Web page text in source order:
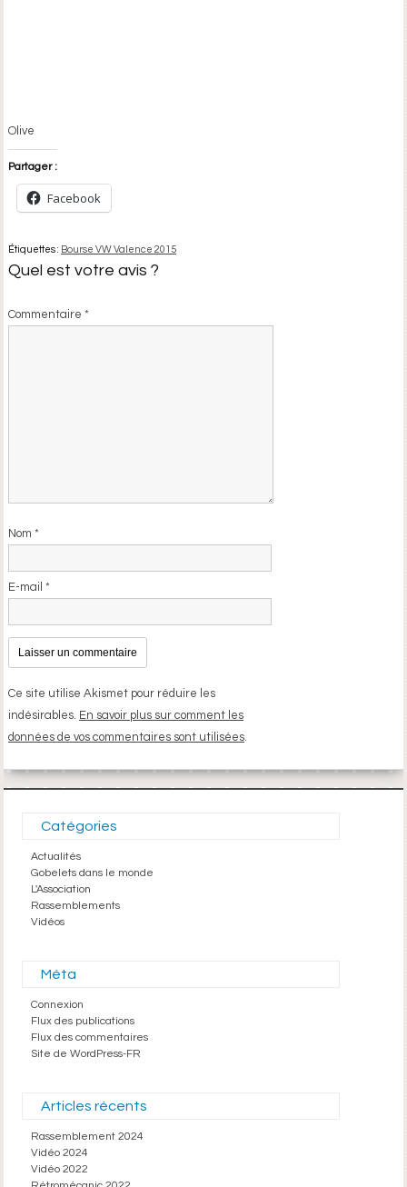
Olive
Partager :
Facebook
Étiquettes : Bourse VW Valence 2015
Quel est votre avis ?
Commentaire *
Nom *
E-mail *
Ce site utilise Akismet pour réduire les
indésirables. En savoir plus sur comment les
données de vos commentaires sont utilisées
Catégories
Actualités
Gobelets dans le monde
L'Association
Rassemblements
Vidéos
Méta
Connexion
Flux des publications
Flux des commentaires
Site de WordPress-FR
Articles récents
Rassemblement 2024
Vidéo 2024
Vidéo 2022